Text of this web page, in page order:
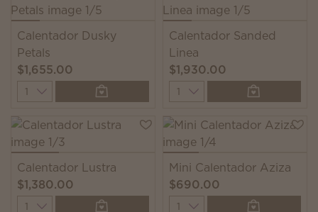
Calentador Dusky
Petals
$1,655.00
Quantity
Calentador Sanded
Linea
$1,930.00
Quantity
Calentador Lustra
$1,380.00
Quantity
Mini Calentador Aziza
$690.00
Quantity